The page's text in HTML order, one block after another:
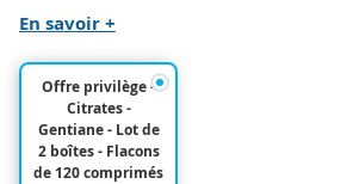
of
the
images
gallery
En savoir +
Offre privilège -
Citrates -
Gentiane - Lot de
2 boîtes - Flacons
de 120 comprimés